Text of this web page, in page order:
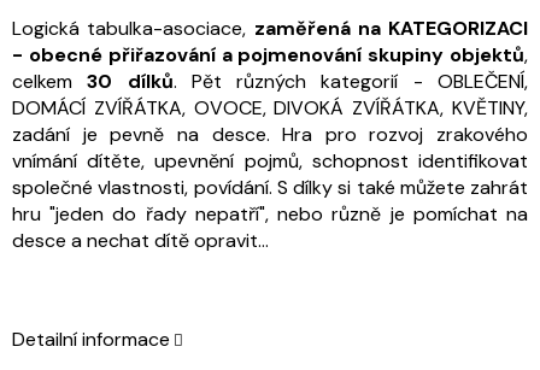
Logická tabulka-asociace, zaměřená na KATEGORIZACI
- obecné přiřazování a pojmenování skupiny objektů,
celkem30 dílků. Pět různých kategorií - OBLEČENÍ,
DOMÁCÍ ZVÍŘÁTKA, OVOCE, DIVOKÁ ZVÍŘÁTKA, KVĚTINY,
zadání je pevně na desce.Hra pro rozvoj zrakového
vnímání dítěte, upevnění pojmů, schopnost identifikovat
společné vlastnosti, povídání. S dílky si také můžete zahrát
hru "jeden do řady nepatří", nebo různě je pomíchat na
desce a nechat dítě opravit...
Detailní informace